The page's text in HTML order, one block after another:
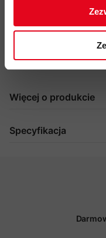
certyfikaty: CE EN
przyjazność
z recyklingu, Fair Wear
Więcej o produkcie
Specyfikacja